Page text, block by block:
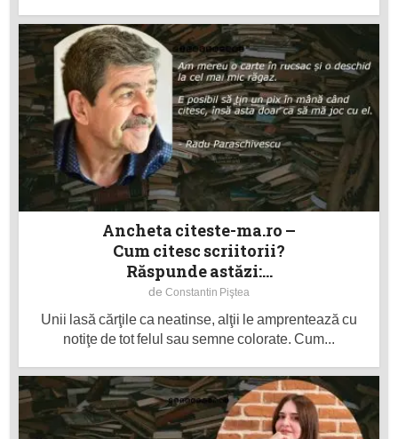
Ancheta citeste-ma.ro –
Cum citesc scriitorii?
Răspunde astăzi:...
de Constantin Piştea
Unii lasă cărţile ca neatinse, alţii le amprentează cu
notiţe de tot felul sau semne colorate. Cum...